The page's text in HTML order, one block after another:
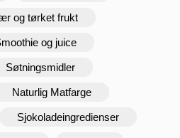
og tørket frukt
og juice
Søtningsmidler
Naturlig Matfarge
Sjokoladeingredienser